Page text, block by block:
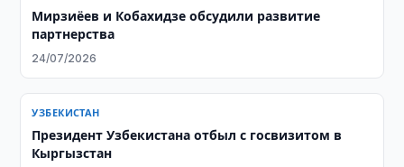
Мирзиёев и Кобахидзе обсудили развитие
партнерства
24/07/2026
УЗБЕКИСТАН
Президент Узбекистана отбыл с госвизитом в
Кыргызстан